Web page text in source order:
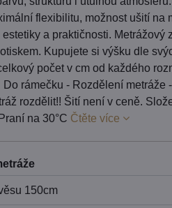
flexibilitu, možnost ušití na
a praktičnosti. Metrážový
Kupujete si výšku dle
počet v cm od každého
Do rámečku - Rozdělení metráže
rozdělit!! Šití není v ceně.
na 30°C Čtěte více